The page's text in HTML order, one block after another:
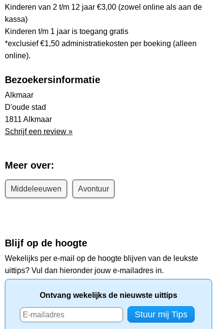
Kinderen van 2 t/m 12 jaar €3,00 (zowel online als aan de
kassa)
Kinderen t/m 1 jaar is toegang gratis
*exclusief €1,50 administratiekosten per boeking (alleen
online).
Bezoekersinformatie
Alkmaar
D'oude stad
1811 Alkmaar
Schrijf een review »
Meer over:
Middeleeuwen Avontuur
Blijf op de hoogte
Wekelijks per e-mail op de hoogte blijven van de leukste
uittips? Vul dan hieronder jouw e-mailadres in.
Ontvang wekelijks de nieuwste uittips